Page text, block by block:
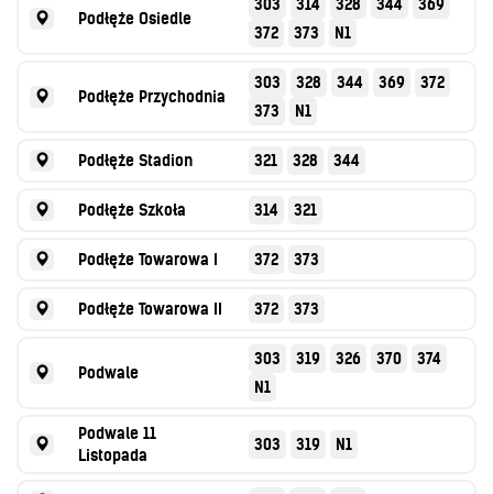
Podłęże Osiedle
303 314 328 344
369
372
373 N1
Podłęże Przychodnia
303 328 344 369
372
373
N1
Podłęże Stadion 321 328 344
Podłęże Szkoła 314 321
Podłęże Towarowa I 372 373
Podłęże Towarowa II 372 373
Podwale
303 319 326 370
374
N1
Podwale 11
Listopada
303 319 N1